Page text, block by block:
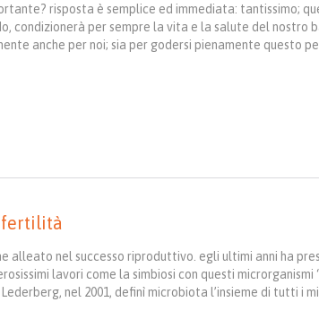
risposta è semplice ed immediata: tantissimo;
condizionerà per sempre la vita e la salute del nostro
anche per noi; sia per godersi pienamente questo
alleato nel successo riproduttivo. egli ultimi anni ha
lavori come la simbiosi con questi microrganismi
nel 2001, definì microbiota l’insieme di tutti i